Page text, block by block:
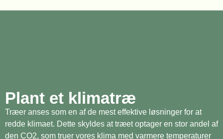
Plant et klimatræ
Træer anses som en af de mest effektive løsninger for at
redde klimaet. Dette skyldes at træet optager en stor andel af
den CO2, som truer vores klima med varmere temperaturer